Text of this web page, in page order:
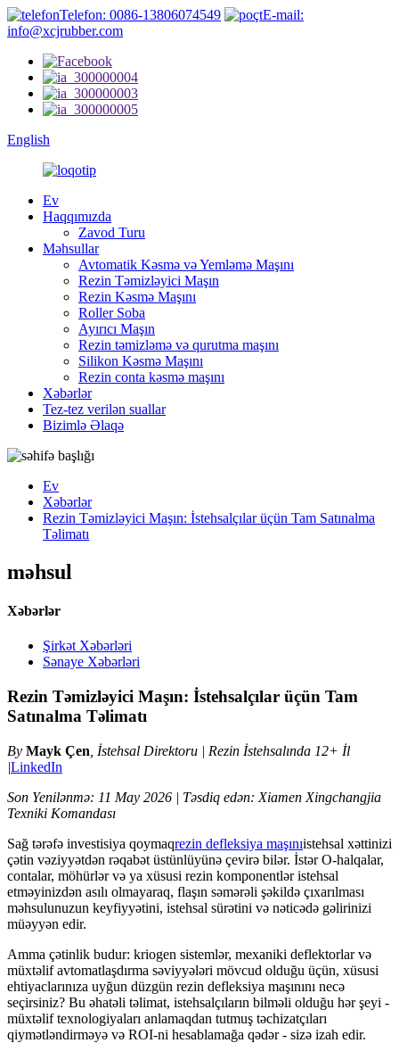
Telefon: 0086-13806074549
E-mail:
info@xcjrubber.com
English
Ev
Haqqımızda
Zavod Turu
Məhsullar
Avtomatik Kəsmə və Yemləmə Maşını
Rezin Təmizləyici Maşın
Rezin Kəsmə Maşını
Roller Soba
Ayırıcı Maşın
Rezin təmizləmə və qurutma maşını
Silikon Kəsmə Maşını
Rezin conta kəsmə maşını
Xəbərlər
Tez-tez verilən suallar
Bizimlə Əlaqə
Ev
Xəbərlər
Rezin Təmizləyici Maşın: İstehsalçılar üçün Tam Satınalma
Təlimatı
məhsul
Xəbərlər
Şirkət Xəbərləri
Sənaye Xəbərləri
Rezin Təmizləyici Maşın: İstehsalçılar üçün Tam
Satınalma Təlimatı
By Mayk Çen , İstehsal Direktoru | Rezin İstehsalında 12+ İl
|LinkedIn
Son Yenilənmə: 11 May 2026 | Təsdiq edən: Xiamen Xingchangjia
Texniki Komandası
Sağ tərəfə investisiya qoymaqrezin defleksiya maşınıistehsal xəttinizi
çətin vəziyyətdən rəqabət üstünlüyünə çevirə bilər. İstər O-halqalar,
contalar, möhürlər və ya xüsusi rezin komponentlər istehsal
etməyinizdən asılı olmayaraq, flaşın səmərəli şəkildə çıxarılması
məhsulunuzun keyfiyyətini, istehsal sürətini və nəticədə gəlirinizi
müəyyən edir.
Amma çətinlik budur: kriogen sistemlər, mexaniki deflektorlar və
müxtəlif avtomatlaşdırma səviyyələri mövcud olduğu üçün, xüsusi
ehtiyaclarınıza uyğun düzgün rezin defleksiya maşınını necə
seçirsiniz? Bu əhatəli təlimat, istehsalçıların bilməli olduğu hər şeyi -
müxtəlif texnologiyaları anlamaqdan tutmuş təchizatçıları
qiymətləndirməyə və ROI-ni hesablamağa qədər - sizə izah edir.